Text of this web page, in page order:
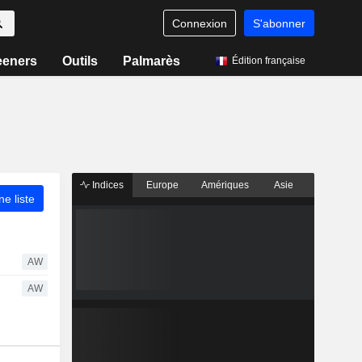
Connexion S'abonner
Outils Palmarès Édition française
liste
AW
AW
Indices Europe Amériques Asie